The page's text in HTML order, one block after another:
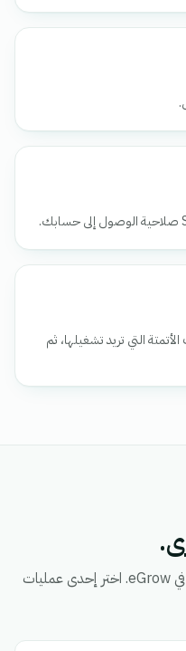
التي تريد تشغيلها، ثم
قم ببناء مهام عمل متعددة التطبيقات في eGrow. اختر إحدى عمليات